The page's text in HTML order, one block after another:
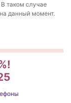
В таком случае
данный момент.